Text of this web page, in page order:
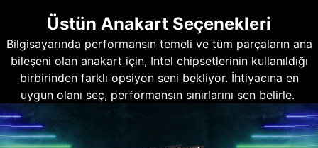
Üstün Anakart Seçenekleri
Bilgisayarında performansın temeli ve tüm parçaların ana
bileşeni olan anakart için, Intel chipsetlerinin kullanıldığı
birbirinden farklı opsiyon seni bekliyor. İhtiyacına en
uygun olanı seç, performansın sınırlarını sen belirle.